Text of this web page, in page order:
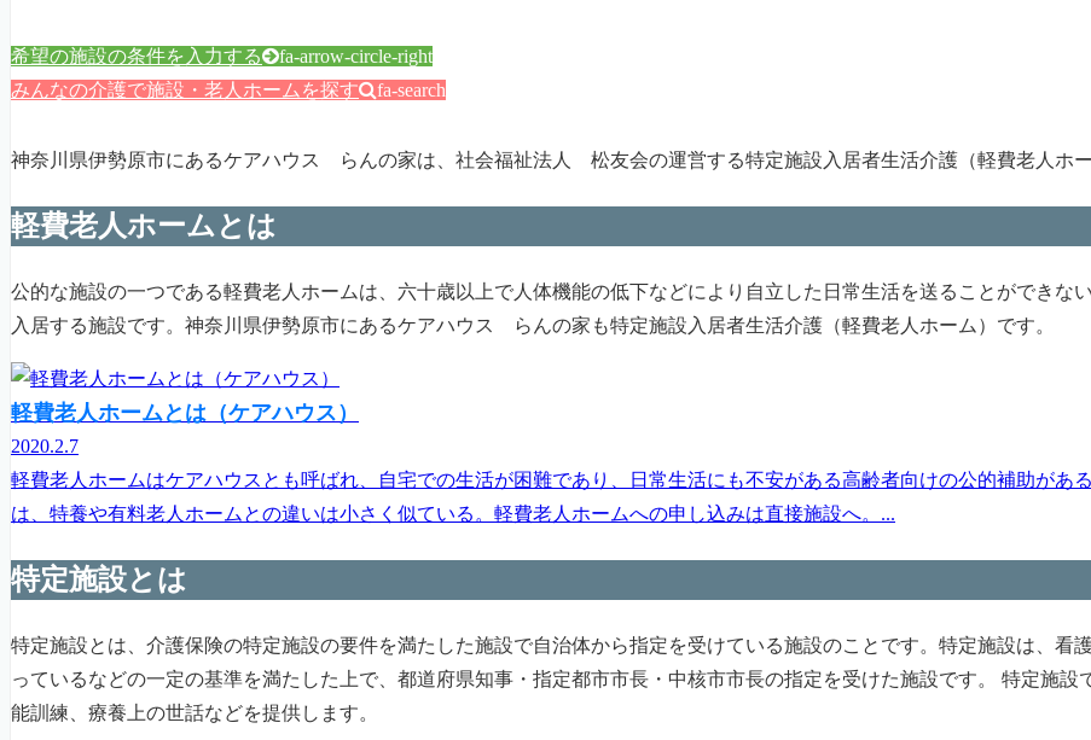
希望の施設の条件を入力する fa-arrow-circle-right
みんなの介護で施設・老人ホームを探す fa-search
神奈川県伊勢原市にあるケアハウス らんの家は、社会福祉法人 松友会の運営する特定施設入居者生活介護（軽費老人ホー
軽費老人ホームとは
公的な施設の一つである軽費老人ホームは、六十歳以上で人体機能の低下などにより自立した日常生活を送ることができな
入居する施設です。神奈川県伊勢原市にあるケアハウス らんの家も特定施設入居者生活介護（軽費老人ホーム）です。
軽費老人ホームとは（ケアハウス）
2020.2.7
軽費老人ホームはケアハウスとも呼ばれ、自宅での生活が困難であり、日常生活にも不安がある高齢者向けの公的補助があ
は、特養や有料老人ホームとの違いは小さく似ている。軽費老人ホームへの申し込みは直接施設へ。...
特定施設とは
特定施設とは、介護保険の特定施設の要件を満たした施設で自治体から指定を受けている施設のことです。特定施設は、看
っているなどの一定の基準を満たした上で、都道府県知事・指定都市市長・中核市市長の指定を受けた施設です。 特定施
能訓練、療養上の世話などを提供します。